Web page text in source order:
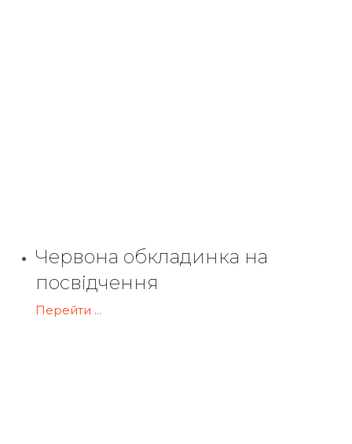
Червона обкладинка на
посвідчення
Перейти ...